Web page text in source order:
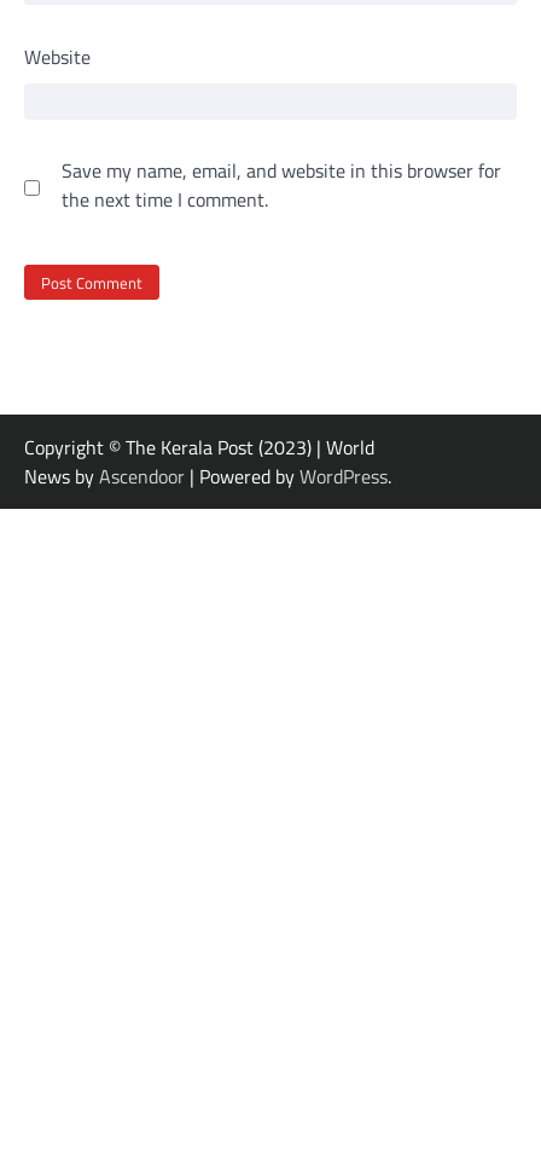
Website
Save my name, email, and website in this browser for
the next time I comment.
Copyright © The Kerala Post (2023) | World
News byAscendoor | Powered byWordPress.